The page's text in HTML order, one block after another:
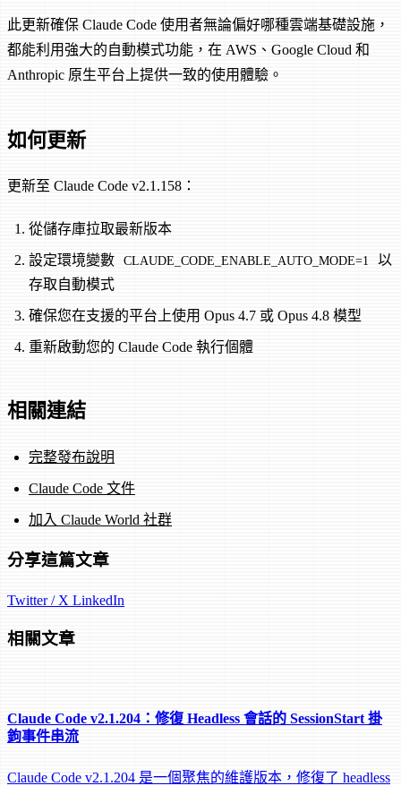
此更新確保 Claude Code 使用者無論偏好哪種雲端基礎設施，
都能利用強大的自動模式功能，在 AWS、Google Cloud 和
Anthropic 原生平台上提供一致的使用體驗。
如何更新
更新至 Claude Code v2.1.158：
從儲存庫拉取最新版本
設定環境變數 CLAUDE_CODE_ENABLE_AUTO_MODE=1
以
存取自動模式
確保您在支援的平台上使用 Opus 4.7 或 Opus 4.8 模型
重新啟動您的 Claude Code 執行個體
相關連結
完整發布說明
Claude Code 文件
加入 Claude World 社群
分享這篇文章
Twitter / X LinkedIn
相關文章
Claude Code v2.1.204：修復 Headless 會話的 SessionStart 掛
鉤事件串流
Claude Code v2.1.204 是一個聚焦的維護版本，修復了 headless